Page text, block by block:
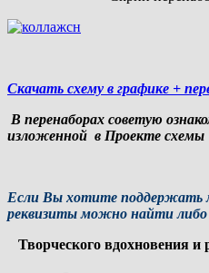
Скачать схему в графике +
В перенаборах советую
изложенной в Проекте схемы
Если Вы хотите поддержать
реквизиты можно найти либо
Творческого вдохновения